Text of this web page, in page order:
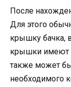
После
Для этого
крышку бачка,
крышки имеют
также может
необходимого